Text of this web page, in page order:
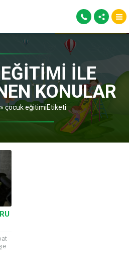
ILE
KONULAR
»çocuk eğitimiEtiketi